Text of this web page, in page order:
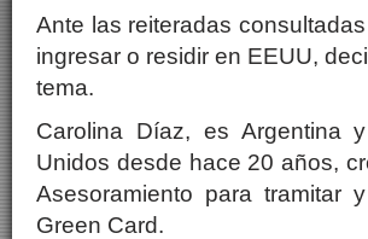
Ante las reiteradas
ingresar o residir en EEUU,
tema.
Carolina Díaz, es Argentina
Unidos desde hace 20 años,
Asesoramiento para tramitar
Green Card.